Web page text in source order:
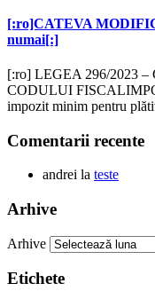
[:ro]CATEVA
numai[:]
[:ro] LEGEA 296/2023
CODULUI
impozit minim pentru
Comentarii recente
andrei la teste
Arhive
Arhive
Etichete